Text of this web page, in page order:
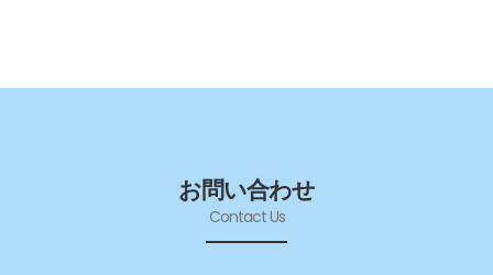
お問い合わせ
Contact Us